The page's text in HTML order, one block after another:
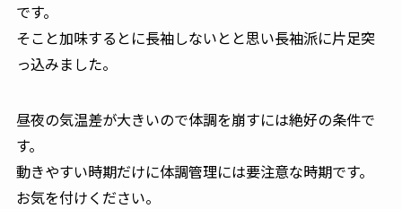
です。
そこと加味するとに長袖しないとと思い長袖派に片足突
っ込みました。
昼夜の気温差が大きいので体調を崩すには絶好の条件で
す。
動きやすい時期だけに体調管理には要注意な時期です。
お気を付けください。